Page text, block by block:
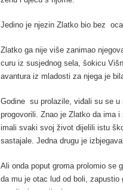
Jedino je njezin Zlatko bio bez oca.
Zlatko ga nije više zanimao
curu iz susjednog sela, šokicu
avantura iz mladosti za njega je
Godine su prolazile, viđali su se
progovorili. Znao je Zlatko da ima
imali svaki svoj život dijelili istu
sastajale. Jedna drugu je
Ali onda poput groma prolomio se
da mu je otac lud od boli,